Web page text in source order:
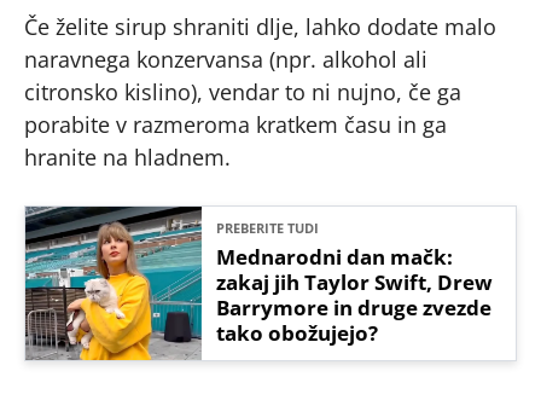
Če želite sirup shraniti dlje, lahko dodate malo
naravnega konzervansa (npr. alkohol ali
citronsko kislino), vendar to ni nujno, če ga
porabite v razmeroma kratkem času in ga
hranite na hladnem.
PREBERITE TUDI
Mednarodni dan mačk:
zakaj jih Taylor Swift, Drew
Barrymore in druge zvezde
tako obožujejo?